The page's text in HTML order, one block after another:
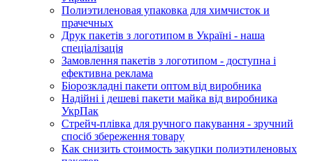
Полиэтиленовая упаковка для химчисток и
прачечных
Друк пакетів з логотипом в Україні - наша
спеціалізація
Замовлення пакетів з логотипом - доступна і
ефективна реклама
Біорозкладні пакети оптом від виробника
Надійні і дешеві пакети майка від виробника
УкрПак
Стрейч-плівка для ручного пакування - зручний
спосіб збереження товару
Как снизить стоимость закупки полиэтиленовых